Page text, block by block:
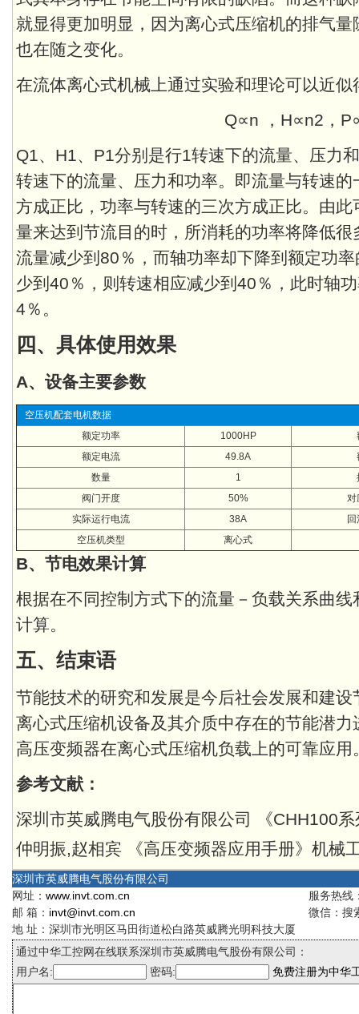
就显得更加明显，因为离心式压缩机的排气
也在随之变化。
在流体离心式机械上通过实验和理论可以近似
Q∝n ，H∝n2，
Q1、H1、P1分别是行1转速下的流量、压力
转速下的流量、压力和功率。即流量与转速
方成正比，功率与转速的三次方成正比。由
量来达到节流目的时，所消耗的功率将降低
流量减少到80％，而轴功率却下降到额定功
少到40％，则转速相应减少到40％，此时轴
4％。
四、具体使用效果
A、设备主要参数
空压机配套电机数据
额定功率
1000HP
额定电流
49.8A
数量
1
阀门开度
50%
对
实际运行电流
38A
空压机类型
离心式
B、节电效果计算
根据在不同控制方式下的流量－负载关系曲
计算。
五、结束语
节能技术的研究和发展是今后社会发展和建
离心式压缩机设备及其介质中存在的节能潜
高压变频器在离心式压缩机负载上的可靠应用
参考文献：
深圳市英威腾电气股份有限公司 《CHH100
仲明振,赵相宾 《高压变频器应用手册》机械
深圳市英威腾电气股份有限公司
网址： www.invt.com.cn
服务热线
邮 箱： invt@invt.com.cn
微信：搜
地 址：深圳市光明区马田街道松白路英威腾光明科技大厦
通过中华工控网在线联系深圳市英威腾电气股份有限公司：
用户名:
密码: 免费注册为中华